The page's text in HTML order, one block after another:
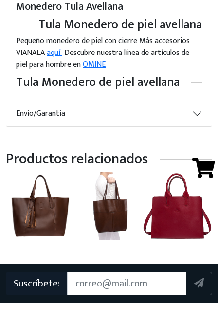
Monedero Tula Avellana
Tula Monedero de piel avellana
Pequeño monedero de piel con cierre Más accesorios
VIANALAaquíDescubre nuestra línea de artículos de
piel para hombre enOMINE
Tula Monedero de piel avellana
Envío/Garantía
Productos relacionados
Suscríbete: